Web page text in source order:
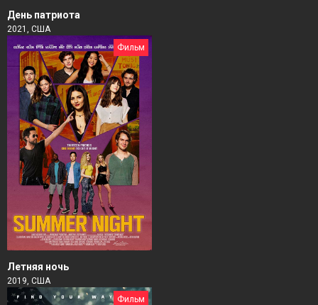
День патриота
2021, США
Фильм
Летняя ночь
2019, США
Фильм